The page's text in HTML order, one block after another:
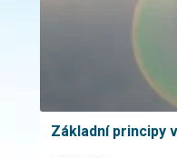
Základní principy